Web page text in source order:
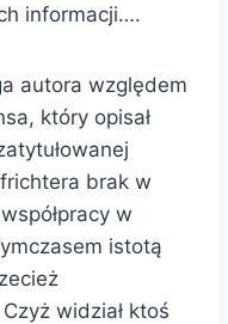
informacji….
autora względem
który opisał
brak w
w
istotą
widział ktoś